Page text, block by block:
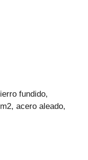
fundido,
acero aleado,